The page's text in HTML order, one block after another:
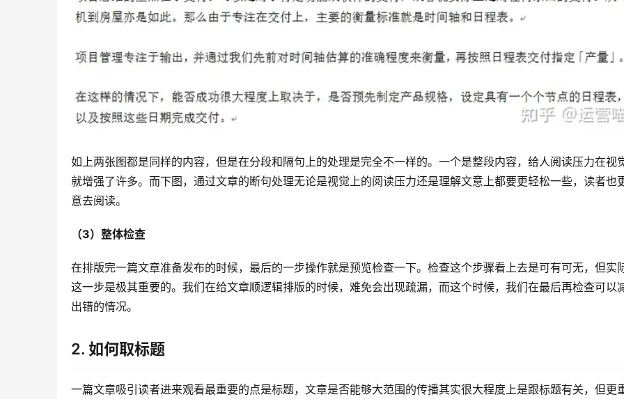
如上两张图都是同样的内容，但是在分段和隔句上的处理是完全不一样的。一个是整段内容，给人阅读压力在视
就增强了许多。而下图，通过文章的断句处理无论是视觉上的阅读压力还是理解文意上都要更轻松一些，读者也
意去阅读。
（3）整体检查
在排版完一篇文章准备发布的时候，最后的一步操作就是预览检查一下。检查这个步骤看上去是可有可无，但实
这一步是极其重要的。我们在给文章顺逻辑排版的时候，难免会出现疏漏，而这个时候，我们在最后再检查可以
出错的情况。
2. 如何取标题
一篇文章吸引读者进来观看最重要的点是标题，文章是否能够大范围的传播其实很大程度上是跟标题有关，但更